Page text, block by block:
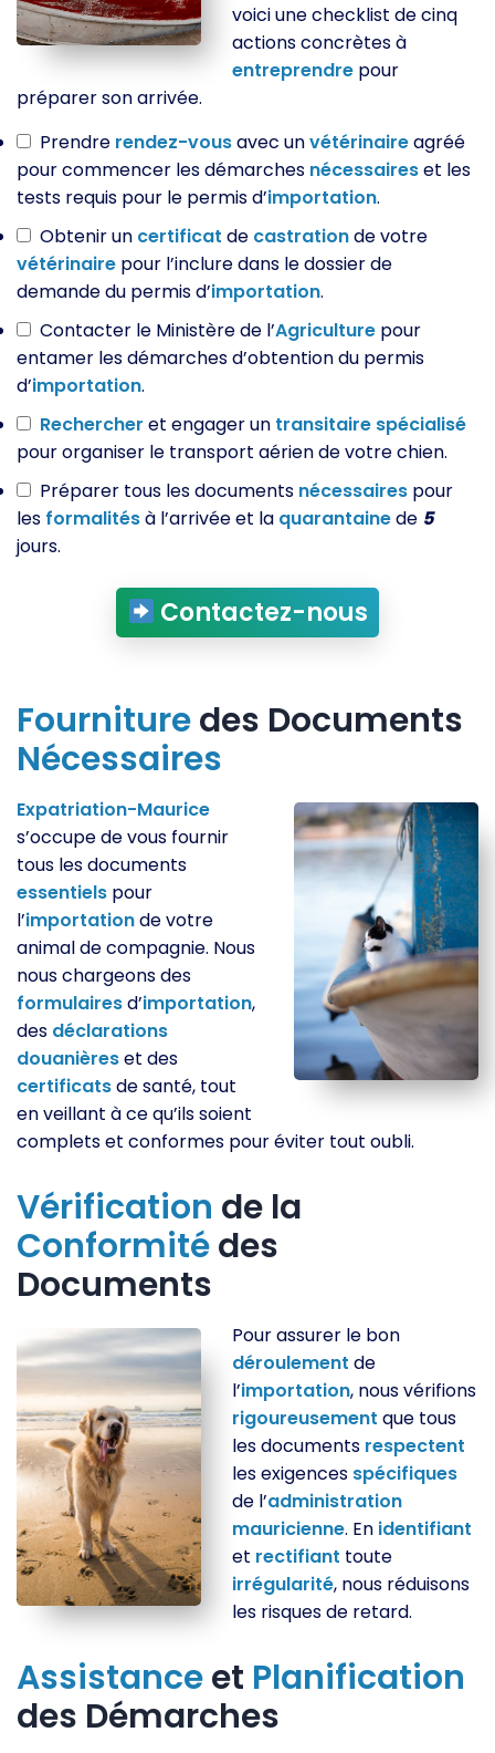
voici une checklist de cinq
actions concrètes à
entreprendre pour
préparer son arrivée.
Prendre rendez-vousavec unvétérinaireagréé
pour commencer les démarches nécessaireset les
tests requis pour le permis d’importation.
Obtenir un certificat de castrationde votre
vétérinaire pour l’inclure dans le dossier de
demande du permis d’importation.
Contacter le Ministère de l’Agriculture pour
entamer les démarches d’obtention du permis
d’importation.
Rechercher et engager un transitaire spécialisé
pour organiser le transport aérien de votre chien.
Préparer tous les documents nécessaires pour
les formalitésà l’arrivée et la quarantainede 5
jours.
Contactez-nous
Fournituredes Documents
Nécessaires
Expatriation-Maurice
s’occupe de vous fournir
tous les documents
essentiels pour
l’importationde votre
animal de compagnie. Nous
nous chargeons des
formulairesd’importation,
des déclarations
douanièreset des
certificatsde santé, tout
en veillant à ce qu’ils soient
complets et conformes pour éviter tout oubli.
Vérification de la
Conformitédes
Documents
Pour assurer le bon
déroulement de
l’importation, nous vérifions
rigoureusement que tous
les documents respectent
les exigences spécifiques
de l’administration
mauricienne. En identifiant
et rectifiant toute
irrégularité, nous réduisons
les risques de retard.
Assistanceet Planification
des Démarches